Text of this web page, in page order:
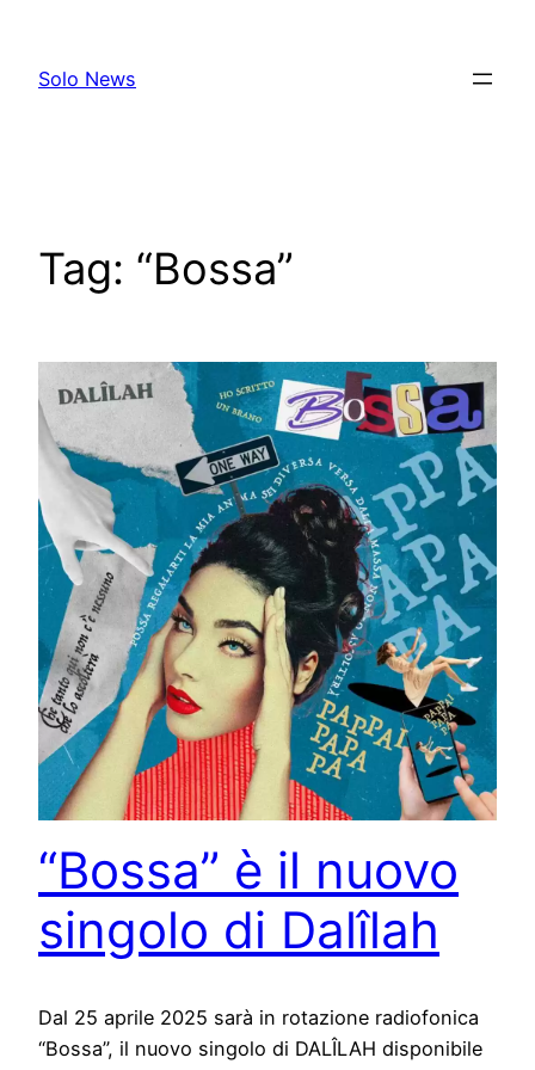
content
Solo News
Tag: “Bossa”
“Bossa” è il nuovo
singolo di Dalîlah
Dal 25 aprile 2025 sarà in rotazione radiofonica
“Bossa”, il nuovo singolo di DALÎLAH disponibile